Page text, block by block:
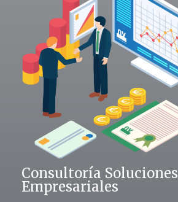
Consultoría Soluciones
Empresariales